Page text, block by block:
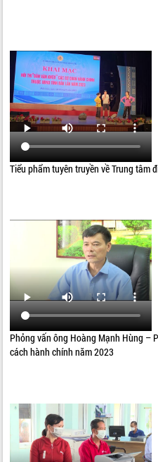
Tiểu phẩm tuyên truyền về Trung tâm
Phỏng vấn ông Hoàng Mạnh Hùng –
cách hành chính năm 2023